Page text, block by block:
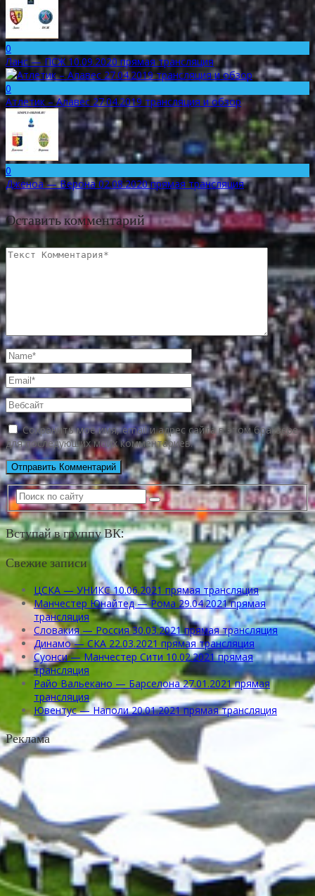
0
Ланс — ПСЖ 10.09.2020 прямая трансляция
0
Атлетик – Алавес 27.04.2019 трансляция и обзор
0
Дженоа — Верона 02.08.2020 прямая трансляция
Оставить комментарий
Сохранить моё имя, email и адрес сайта в этом браузере
для последующих моих комментариев.
Вступай в группу ВК:
Свежие записи
ЦСКА — УНИКС 10.06.2021 прямая трансляция
Манчестер Юнайтед — Рома 29.04.2021 прямая
трансляция
Словакия — Россия 30.03.2021 прямая трансляция
Динамо — СКА 22.03.2021 прямая трансляция
Суонси — Манчестер Сити 10.02.2021 прямая
трансляция
Райо Вальекано — Барселона 27.01.2021 прямая
трансляция
Ювентус — Наполи 20.01.2021 прямая трансляция
Реклама